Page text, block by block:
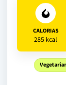
CALORIAS
285 kcal